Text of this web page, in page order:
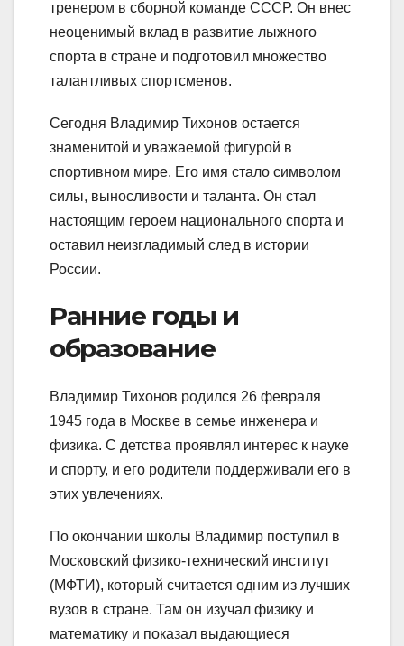
тренером в сборной команде СССР. Он внес
неоценимый вклад в развитие лыжного
спорта в стране и подготовил множество
талантливых спортсменов.
Сегодня Владимир Тихонов остается
знаменитой и уважаемой фигурой в
спортивном мире. Его имя стало символом
силы, выносливости и таланта. Он стал
настоящим героем национального спорта и
оставил неизгладимый след в истории
России.
Ранние годы и
образование
Владимир Тихонов родился 26 февраля
1945 года в Москве в семье инженера и
физика. С детства проявлял интерес к науке
и спорту, и его родители поддерживали его в
этих увлечениях.
По окончании школы Владимир поступил в
Московский физико-технический институт
(МФТИ), который считается одним из лучших
вузов в стране. Там он изучал физику и
математику и показал выдающиеся